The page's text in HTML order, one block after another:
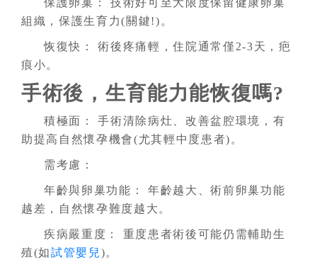
組織，保護生育力(關鍵!)。
恢復快： 術後疼痛輕，住院通常僅2-3天，疤
痕小。
手術後，生育能力能恢復嗎?
積極面： 手術清除病灶、改善盆腔環境，有
助提高自然懷孕機會(尤其輕中度患者)。
需考慮：
年齡與卵巢功能： 年齡越大、術前卵巢功能
越差，自然懷孕難度越大。
疾病嚴重度： 重度患者術後可能仍需輔助生
殖(如試管嬰兒)。